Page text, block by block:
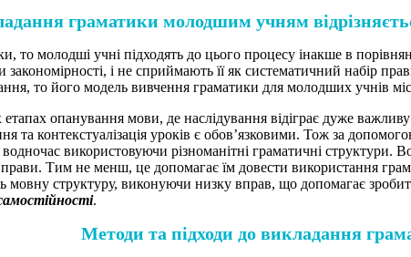
граматики молодшим учням
то молодші учні підходять до цього процесу інакше в
закономірності, і не сприймають її як систематичний набір
то його модель вивчення граматики для молодших учнів
опанування мови, де наслідування відіграє дуже важливу
та контекстуалізація уроків є обов’язковими. Тож за
використовуючи різноманітні граматичні
Тим не менш, це допомагає їм довести використання
мовну структуру, виконуючи низку вправ, що допомагає
.
Методи та підходи до викладання